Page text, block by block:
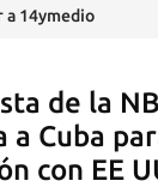
a 14ymedio
de la
a Cuba
con EE